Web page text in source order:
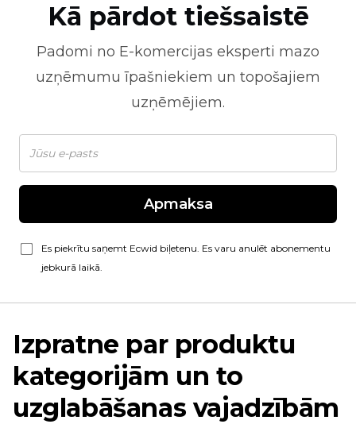
Kā pārdot tiešsaistē
Padomi no E-komercijas eksperti mazo
uzņēmumu īpašniekiem un topošajiem
uzņēmējiem.
Apmaksa
Es piekrītu saņemt Ecwid biļetenu. Es varu anulēt abonementu
jebkurā laikā.
Izpratne par produktu
kategorijām un to
uzglabāšanas vajadzībām